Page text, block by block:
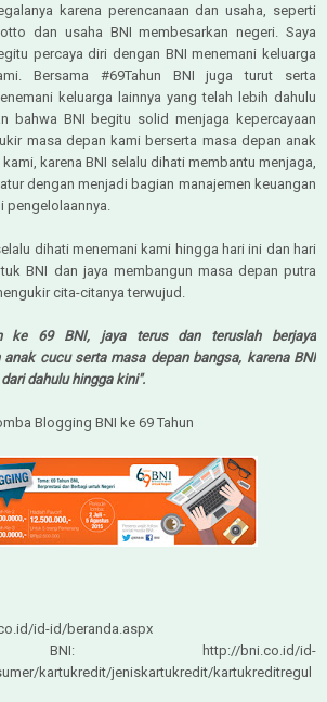
karena perencanaan dan usaha, seperti
dan usaha BNI membesarkan negeri. Saya
percaya diri dengan BNI menemani keluarga
Bersama #69Tahun BNI juga turut serta
keluarga lainnya yang telah lebih dahulu
bahwa BNI begitu solid menjaga kepercayaan
masa depan kami berserta masa depan anak
karena BNI selalu dihati membantu menjaga,
dengan menjadi bagian manajemen keuangan
pengelolaannya.
dihati menemani kami hingga hari ini dan hari
BNI dan jaya membangun masa depan putra
cita-citanya terwujud.
ke 69 BNI, jaya terus dan teruslah berjaya
anak cucu serta masa depan bangsa, karena BNI
dahulu hingga kini".
Blogging BNI ke 69 Tahun
id-id/beranda.aspx
BNI: http://bni.co.id/id-
kartukredit/jeniskartukredit/kartukreditregul